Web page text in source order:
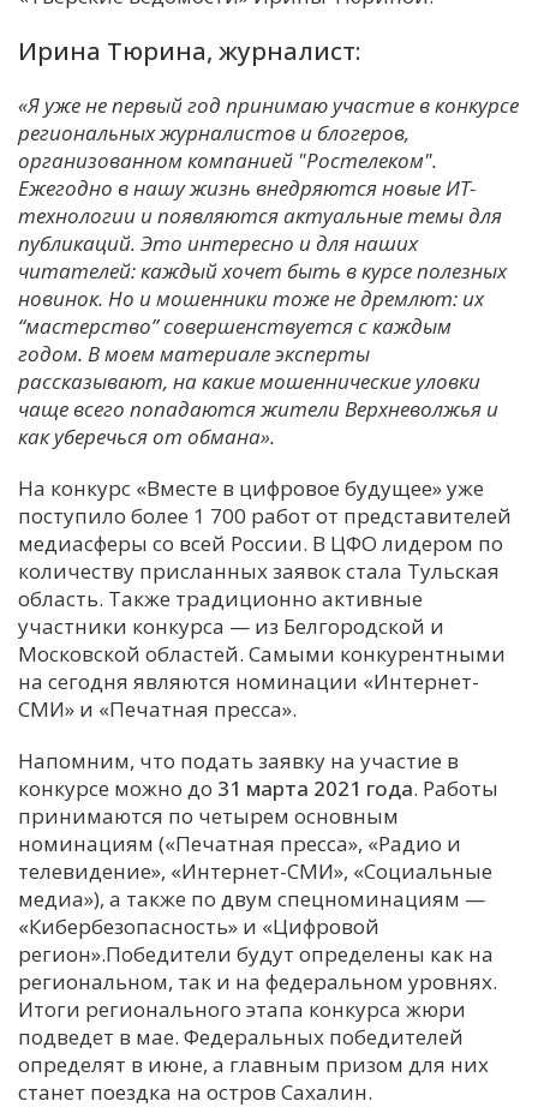
И
К
М
Н
Т
У
Х
Я
Ирина Тюрина, журналист:
«Я уже не первый год принимаю участие в конкурсе
региональных журналистов и блогеров,
организованном компанией "Ростелеком".
Ежегодно в нашу жизнь внедряются новые ИТ-
технологии и появляются актуальные темы для
публикаций. Это интересно и для наших
читателей: каждый хочет быть в курсе полезных
новинок. Но и мошенники тоже не дремлют: их
“мастерство” совершенствуется с каждым
годом. В моем материале эксперты
рассказывают, на какие мошеннические уловки
чаще всего попадаются жители Верхневолжья и
как уберечься от обмана».
На конкурс «Вместе в цифровое будущее» уже
поступило более 1 700 работ от представителей
медиасферы со всей России. В ЦФО лидером по
количеству присланных заявок стала Тульская
область. Также традиционно активные
участники конкурса — из Белгородской и
Московской областей. Самыми конкурентными
на сегодня являются номинации «Интернет-
СМИ» и «Печатная пресса».
Напомним, что подать заявку на участие в
конкурсе можно до 31 марта 2021 года. Работы
принимаются по четырем основным
номинациям («Печатная пресса», «Радио и
телевидение», «Интернет-СМИ», «Социальные
медиа»), а также по двум спецноминациям —
«Кибербезопасность» и «Цифровой
регион».Победители будут определены как на
региональном, так и на федеральном уровнях.
Итоги регионального этапа конкурса жюри
подведет в мае. Федеральных победителей
определят в июне, а главным призом для них
станет поездка на остров Сахалин.